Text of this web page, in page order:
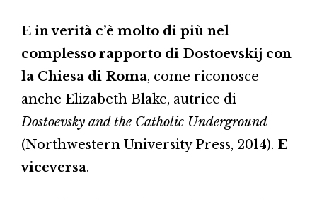
E in verità c’è molto di più nel
complesso rapporto di Dostoevskij con
la Chiesa di Roma, come riconosce
anche Elizabeth Blake, autrice di
Dostoevsky and the Catholic Underground
(Northwestern University Press, 2014). E
viceversa.